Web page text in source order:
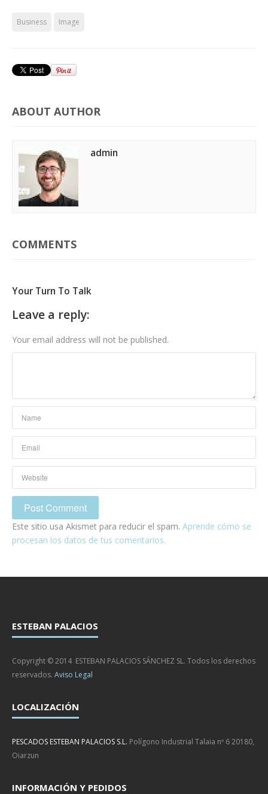
Business Image
ABOUT AUTHOR
admin
COMMENTS
Your Turn To Talk
Leave a reply:
Your email address will not be published.
Este sitio usa Akismet para reducir el spam. Aprende cómo se
procesan los datos de tus comentarios.
ESTEBAN PALACIOS
Copyright © 2014 ESTEBAN PALACIOS SÁNCHEZ SL. Todos los derechos
reservados. Aviso Legal
LOCALIZACIÓN
PESCADOS ESTEBAN PALACIOS S.L. Polígono Industrial Talaia nº 6 20180,
Oiarzun
INFORMACIÓN Y PEDIDOS